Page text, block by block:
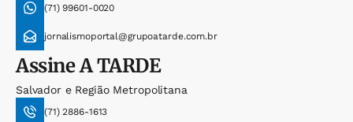
(71) 99601-0020
jornalismoportal@grupoatarde.com.br
AssineA TARDE
Salvador e Região Metropolitana
(71) 2886-1613